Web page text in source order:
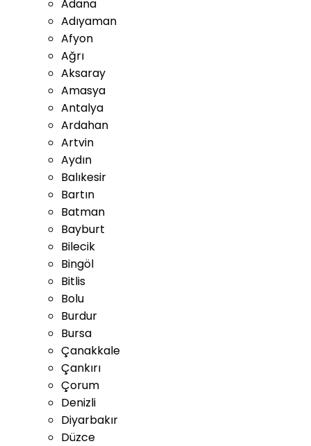
Adana
Adıyaman
Afyon
Ağrı
Aksaray
Amasya
Antalya
Ardahan
Artvin
Aydın
Balıkesir
Bartın
Batman
Bayburt
Bilecik
Bingöl
Bitlis
Bolu
Burdur
Bursa
Çanakkale
Çankırı
Çorum
Denizli
Diyarbakır
Düzce